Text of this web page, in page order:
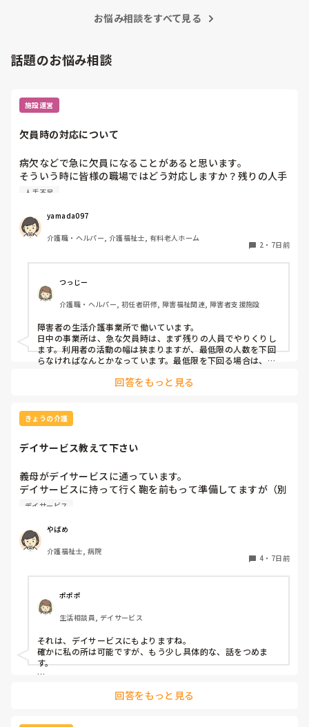
お悩み相談をすべて見る
話題のお悩み相談
施設運営
欠員時の対応について
病欠などで急に欠員になることがあると思います。
そういう時に皆様の職場ではどう対応しますか？残りの人手
でやりくりするか、休みの人に出てもらうかになると思いま
の夜勤欠の場合は休みの人に休出の許可もらうまで残りのメ
ンバーで23時くらいまで残ってもらうとかでした。
人手不足
yamada097
介護職・ヘルパー, 介護福祉士, 有料老人ホーム
2 ・ 7日前
つっじー
介護職・ヘルパー, 初任者研修, 障害福祉関連, 障害者支援施設
障害者の生活介護事業所で働いています。
日中の事業所は、急な欠員時は、まず残りの人員でやりくりし
ます。利用者の活動の幅は狭まりますが、最低限の人数を下回
らなければなんとかなっています。最低限を下回る場合は、休
GHの夜勤の場合は、学生バイト→準職員→正職員の優先順位
多いです。
回答をもっと見る
きょうの介護
デイサービス教えて下さい
義母がデイサービスに通っています。
デイサービスに持って行く鞄を前もって準備してますが（別
居なので）、義母が鞄の中を触ってしまいます。デイサービ
行く前に最終確認してもらう事って可能ですか？
忙しいのに、そんな事を頼むのはどうなのか⋯と思いまし
て、教えて下さい
デイサービス
やばめ
介護福祉士, 病院
4 ・ 7日前
ポポポ
生活相談員, デイサービス
それは、デイサービスにもよりますね。
確かに私の所は可能ですが、もう少し具体的な、話をつめま
す。
なれば、次の人を待たせているので、困ります。ケアマネに、
回答をもっと見る